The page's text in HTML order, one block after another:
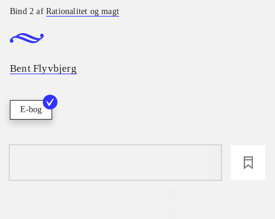
Bind 2 afRationalitet og magt
Bent Flyvbjerg
E-bog